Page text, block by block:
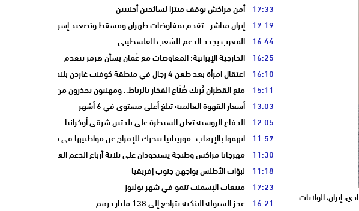
إيران، الولايات
17:33 أمن مراكش يوقف مبتزا لسائحين أجنبيين
17:19 إيران مباشر.. تقدم بمفاوضات طهران ومسقط وتصعيد إسرائيلي جنوب لبنان
16:44 المغرب يجدد الدعم للشعب الفلسطيني
16:25 الخارجية الإيرانية: المفاوضات مع عُمان بشأن هرمز تتقدم
16:10 اعتقال امرأة بعد طعن 4 رجال في منطقة كوفنت غاردن بلندن
15:11 منع القطران يُربك صُنّاع الفخار بالرباط.. ومهنيون يحذرون من كساد الصيف
13:03 أسعار القهوة العالمية تبلغ أعلى مستوى في 6 أشهر
12:05 الدفاع الروسية تعلن السيطرة على بلدتين شرقي أوكرانيا
11:57 اتهموا بالإرهاب..موريتانيا تتحرك للإفراج عن مواطنيها في مالي
11:30 مهرجانا مراكش وطنجة يستحوذان على ثلاثة أرباع الدعم العمومي للسينما
11:18 لبؤات الأطلس يواجهن جنوب إفريقيا
17:23 مبيعات الإسمنت تنمو في شهر يوليوز
16:21 عجز السيولة البنكية يتراجع إلى 138 مليار درهم